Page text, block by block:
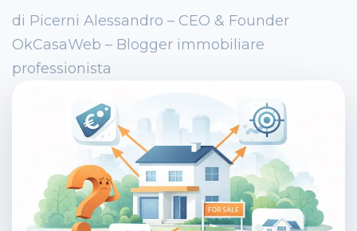
di Picerni Alessandro – CEO & Founder
OkCasaWeb – Blogger immobiliare
professionista